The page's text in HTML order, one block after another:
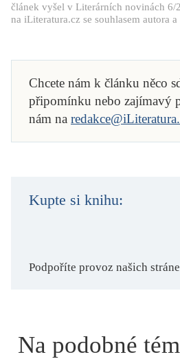
článek vyšel v Literárních novinách 6/
na iLiteratura.cz se souhlasem autora
Chcete nám k článku něco
připomínku nebo zajímavý
nám na
Kupte si knihu:
Podpoříte provoz našich
Na podobné